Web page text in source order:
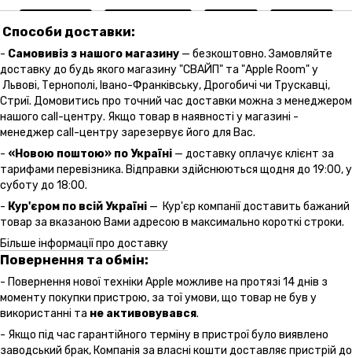
Способи доставки:
- Самовивіз з нашого магазину — безкоштовно. Замовляйте
доставку до будь якого магазину "СВАЙП" та "Apple Room" у
Львові, Тернополі, Івано-Франківську, Дрогобичі чи Трускавці,
Стриї. Домовитись про точний час доставки можна з менеджером
нашого call-центру. Якщо товар в наявності у магазині -
менеджер call-центру зарезервує його для Вас.
- «Новою поштою» по Україні — доставку оплачує клієнт за
тарифами перевізника. Відправки здійснюються щодня до 19:00, у
суботу до 18:00.
- Кур'єром по всій Україні — Кур'єр компанії доставить бажаний
товар за вказаною Вами адресою в максимально короткі строки.
Більше інформації про доставку
Повернення та обмін:
- Повернення нової техніки Apple можливе на протязі 14 днів з
моменту покупки пристрою, за тої умови, що товар не був у
використанні та не активовувався.
- Якщо під час гарантійного терміну в пристрої було виявлено
заводський брак, Компанія за власні кошти доставляє пристрій до